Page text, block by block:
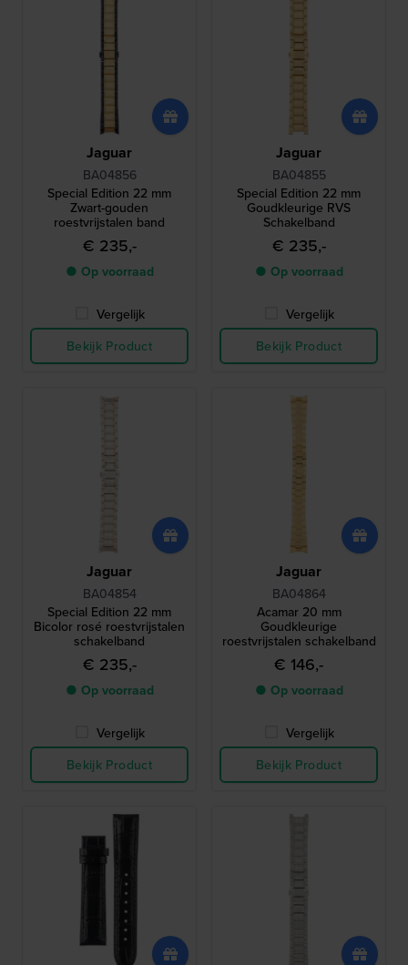
Jaguar
BA04856
Special Edition 22 mm
Zwart-gouden
roestvrijstalen band
€ 235,-
● Op voorraad
Vergelijk
Bekijk Product
Jaguar
BA04855
Special Edition 22 mm
Goudkleurige RVS
Schakelband
€ 235,-
● Op voorraad
Vergelijk
Bekijk Product
Jaguar
BA04854
Special Edition 22 mm
Bicolor rosé roestvrijstalen
schakelband
€ 235,-
● Op voorraad
Vergelijk
Bekijk Product
Jaguar
BA04864
Acamar 20 mm
Goudkleurige
roestvrijstalen schakelband
€ 146,-
● Op voorraad
Vergelijk
Bekijk Product